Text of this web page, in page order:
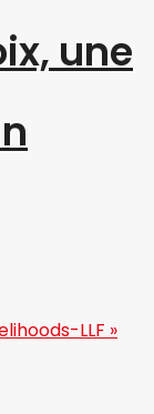
une